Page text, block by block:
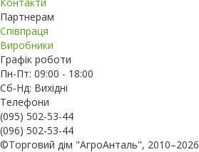
Партнерам
Співпраця
Виробники
Графік роботи
Пн-Пт: 09:00 - 18:00
Сб-Нд: Вихідні
Телефони
(095) 502-53-44
(096) 502-53-44
©Торговий дім "АгроАнталь", 2010–2026